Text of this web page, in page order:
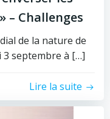
– Challenges
de la nature de
3 septembre à […]
Lire la suite